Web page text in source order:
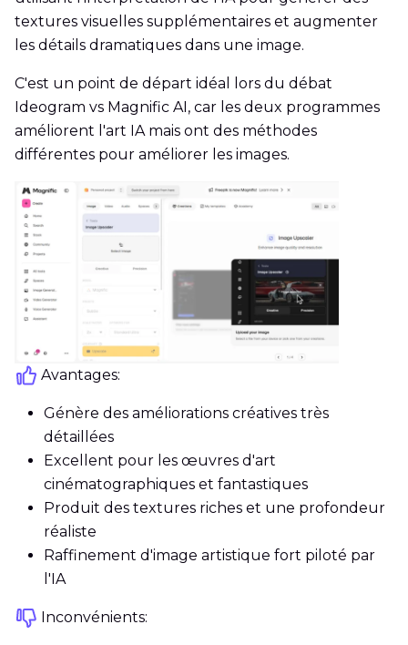
textures visuelles supplémentaires et augmenter
les détails dramatiques dans une image.
C'est un point de départ idéal lors du débat
Ideogram vs Magnific AI, car les deux programmes
améliorent l'art IA mais ont des méthodes
différentes pour améliorer les images.
Avantages:
Génère des améliorations créatives très
détaillées
Excellent pour les œuvres d'art
cinématographiques et fantastiques
Produit des textures riches et une profondeur
réaliste
Raffinement d'image artistique fort piloté par
l'IA
Inconvénients: